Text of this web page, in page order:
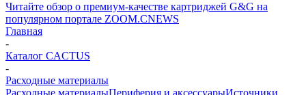
Читайте обзор о премиум-качестве картриджей G&G на
популярном портале ZOOM.CNEWS
Главная
-
Каталог CACTUS
-
Расходные материалы
Расходные материалыПериферия и аксессуарыИсточники